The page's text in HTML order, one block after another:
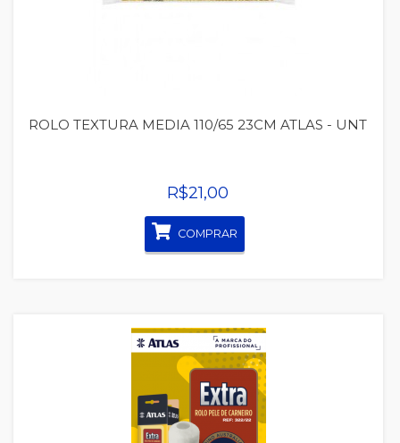
ROLO TEXTURA MEDIA 110/65 23CM ATLAS - UNT
R$21,00
COMPRAR